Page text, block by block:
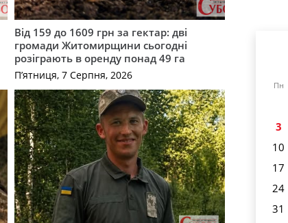
Від 159 до 1609 грн за гектар: дві
громади Житомирщини сьогодні
розіграють в оренду понад 49 га
П’ятниця, 7 Серпня, 2026
Пн
3
10
17
24
31